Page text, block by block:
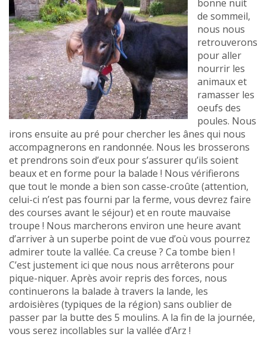
bonne nuit
de sommeil,
nous nous
retrouverons
pour aller
nourrir les
animaux et
ramasser les
oeufs des
poules. Nous
irons ensuite au pré pour chercher les ânes qui nous
accompagnerons en randonnée. Nous les brosserons
et prendrons soin d’eux pour s’assurer qu’ils soient
beaux et en forme pour la balade ! Nous vérifierons
que tout le monde a bien son casse-croûte (attention,
celui-ci n’est pas fourni par la ferme, vous devrez faire
des courses avant le séjour) et en route mauvaise
troupe ! Nous marcherons environ une heure avant
d’arriver à un superbe point de vue d’où vous pourrez
admirer toute la vallée. Ca creuse ? Ca tombe bien !
C’est justement ici que nous nous arrêterons pour
pique-niquer. Après avoir repris des forces, nous
continuerons la balade à travers la lande, les
ardoisières (typiques de la région) sans oublier de
passer par la butte des 5 moulins. A la fin de la journée,
vous serez incollables sur la vallée d’Arz !